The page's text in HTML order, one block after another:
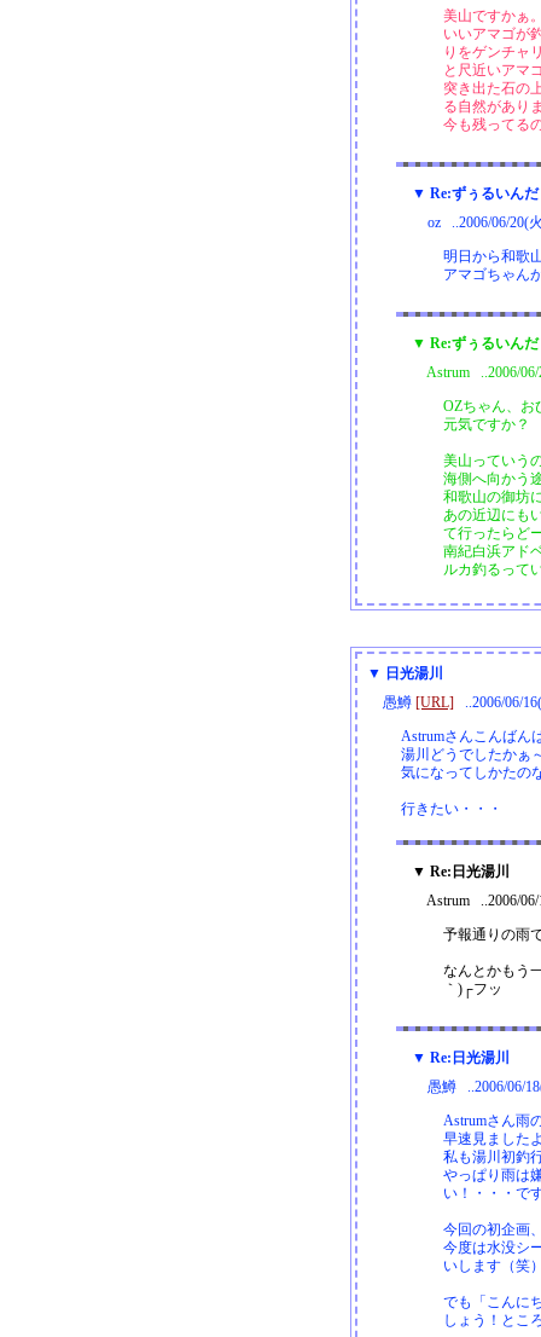
美山ですかぁ
いいアマゴが
りをゲンチャ
と尺近いアマ
突き出た石の
る自然があり
今も残ってる
▼ Re:ずぅるいんだ
oz ..2006/06/20(
明日から和歌
アマゴちゃん
▼ Re:ずぅるいんだ
Astrum ..2006/
OZちゃん、お
元気ですか？
美山っていう
海側へ向かう
和歌山の御坊
あの近辺にも
て行ったらど
南紀白浜アド
ルカ釣るって
▼ 日光湯川
愚鱒 [URL] ..2006/06/
Astrumさんこんばん
湯川どうでしたかぁ
気になってしかたの
行きたい・・・
▼ Re:日光湯川
Astrum ..2006/
予報通りの雨
なんとかもう
｀)┌フッ
▼ Re:日光湯川
愚鱒 ..2006/06/
Astrumさん雨
早速見ました
私も湯川初釣
やっぱり雨は
い！・・・で
今回の初企画
今度は水没シ
いします（笑
でも「こんに
しょう！とこ